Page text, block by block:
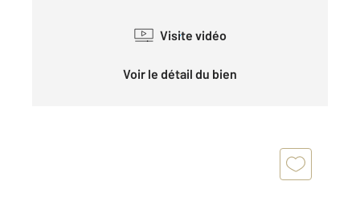
Visite vidéo
Voir le détail du bien